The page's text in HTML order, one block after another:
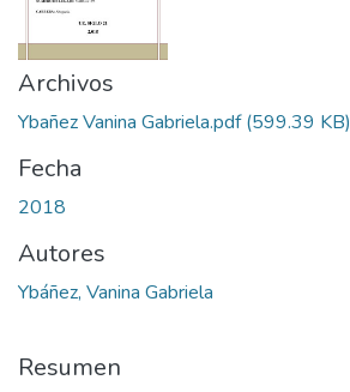
Archivos
Ybañez Vanina Gabriela.pdf(599.39 KB)
Fecha
2018
Autores
Ybáñez, Vanina Gabriela
Resumen